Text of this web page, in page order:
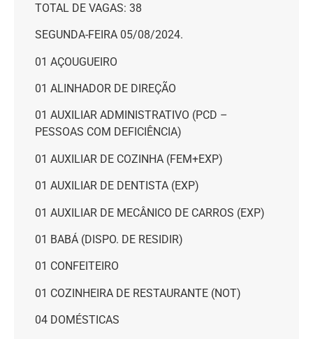
TOTAL DE VAGAS: 38
SEGUNDA-FEIRA 05/08/2024.
01 AÇOUGUEIRO
01 ALINHADOR DE DIREÇÃO
01 AUXILIAR ADMINISTRATIVO (PCD –
PESSOAS COM DEFICIÊNCIA)
01 AUXILIAR DE COZINHA (FEM+EXP)
01 AUXILIAR DE DENTISTA (EXP)
01 AUXILIAR DE MECÂNICO DE CARROS (EXP)
01 BABÁ (DISPO. DE RESIDIR)
01 CONFEITEIRO
01 COZINHEIRA DE RESTAURANTE (NOT)
04 DOMÉSTICAS